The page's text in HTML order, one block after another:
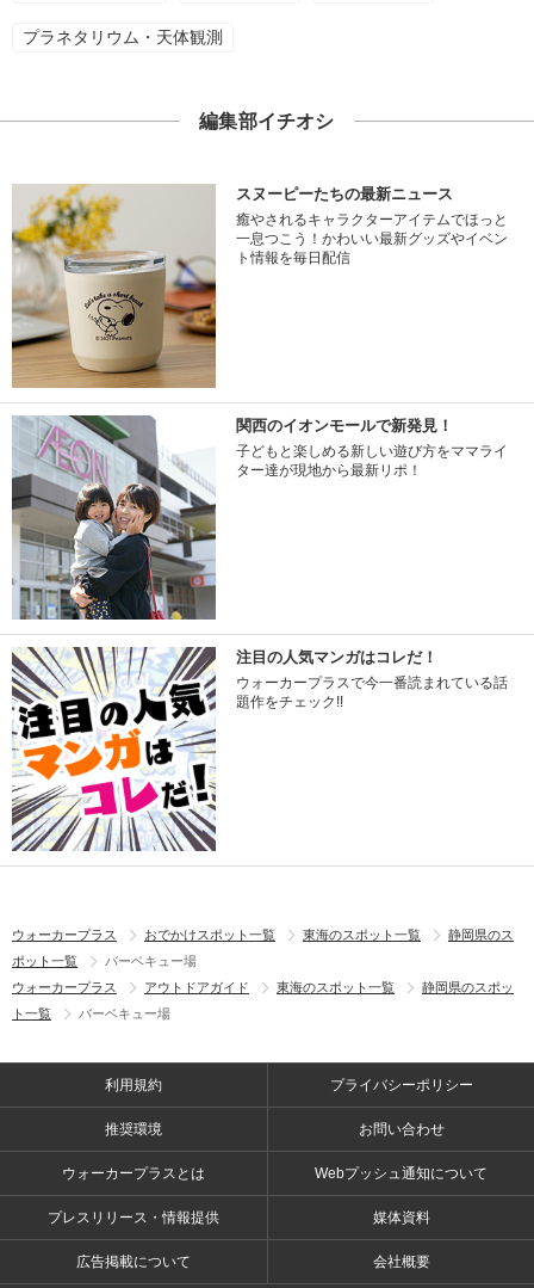
プラネタリウム・天体観測
編集部イチオシ
スヌーピーたちの最新ニュース
癒やされるキャラクターアイテムでほっと
一息つこう！かわいい最新グッズやイベン
ト情報を毎日配信
関西のイオンモールで新発見！
子どもと楽しめる新しい遊び方をママライ
ター達が現地から最新リポ！
注目の人気マンガはコレだ！
ウォーカープラスで今一番読まれている話
題作をチェック!!
ウォーカープラス おでかけスポット一覧 東海のスポット一覧
静岡県のス
ポット一覧
バーベキュー場
ウォーカープラス
アウトドアガイド 東海のスポット一覧
静岡県のスポッ
ト一覧
バーベキュー場
利用規約 プライバシーポリシー
推奨環境 お問い合わせ
ウォーカープラスとは Webプッシュ通知について
プレスリリース・情報提供 媒体資料
広告掲載について 会社概要